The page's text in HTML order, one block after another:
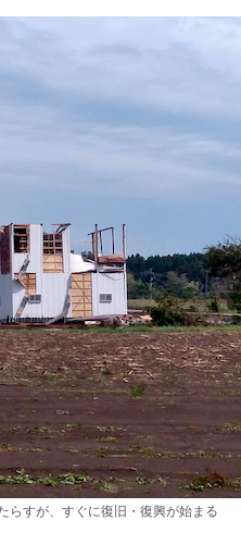
らすが、すぐに復旧・復興が始まる